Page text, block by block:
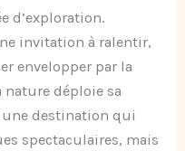
d’exploration.
invitation à ralentir,
envelopper par la
déploie sa
une destination qui
spectaculaires, mais